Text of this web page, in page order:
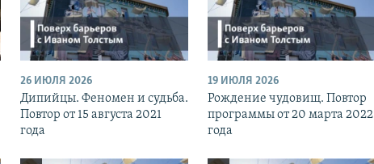
26 ИЮЛЯ 2026
Дипийцы. Феномен и судьба.
Повтор от 15 августа 2021
года
19 ИЮЛЯ 2026
Рождение чудовищ. Повтор
программы от 20 марта 2022
года